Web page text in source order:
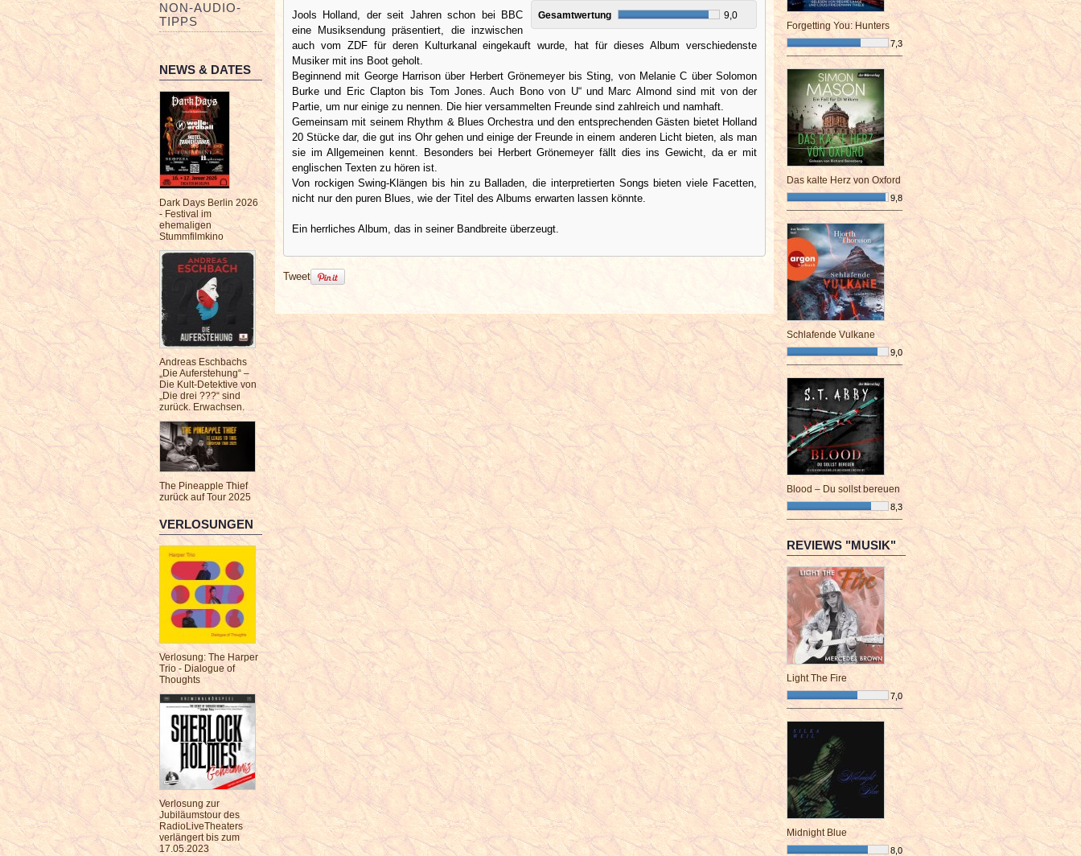
NON-AUDIO-
TIPPS
NEWS & DATES
Dark Days Berlin 2026
- Festival im
ehemaligen
Stummfilmkino
Andreas Eschbachs
„Die Auferstehung“ –
Die Kult-Detektive von
„Die drei ???“ sind
zurück. Erwachsen.
The Pineapple Thief
zurück auf Tour 2025
VERLOSUNGEN
Verlosung: The Harper
Trio - Dialogue of
Thoughts
Verlosung zur
Jubiläumstour des
RadioLiveTheaters
verlängert bis zum
17.05.2023
Gesamtwertung 9,0
Jools Holland, der seit Jahren schon bei BBC
eine Musiksendung präsentiert, die inzwischen
auch vom ZDF für deren Kulturkanal eingekauft wurde, hat für dieses Album verschiedenste
Musiker mit ins Boot geholt.
Beginnend mit George Harrison über Herbert Grönemeyer bis Sting, von Melanie C über Solomon
Burke und Eric Clapton bis Tom Jones. Auch Bono von U“ und Marc Almond sind mit von der
Partie, um nur einige zu nennen. Die hier versammelten Freunde sind zahlreich und namhaft.
Gemeinsam mit seinem Rhythm & Blues Orchestra und den entsprechenden Gästen bietet Holland
20 Stücke dar, die gut ins Ohr gehen und einige der Freunde in einem anderen Licht bieten, als man
sie im Allgemeinen kennt. Besonders bei Herbert Grönemeyer fällt dies ins Gewicht, da er mit
englischen Texten zu hören ist.
Von rockigen Swing-Klängen bis hin zu Balladen, die interpretierten Songs bieten viele Facetten,
nicht nur den puren Blues, wie der Titel des Albums erwarten lassen könnte.
Ein herrliches Album, das in seiner Bandbreite überzeugt.
Tweet
Forgetting You: Hunters
7,3
¯¯¯¯¯¯¯¯¯¯¯¯¯¯¯¯¯¯¯¯¯¯¯¯
Das kalte Herz von Oxford
9,8
¯¯¯¯¯¯¯¯¯¯¯¯¯¯¯¯¯¯¯¯¯¯¯¯
Schlafende Vulkane
9,0
¯¯¯¯¯¯¯¯¯¯¯¯¯¯¯¯¯¯¯¯¯¯¯¯
Blood – Du sollst bereuen
8,3
¯¯¯¯¯¯¯¯¯¯¯¯¯¯¯¯¯¯¯¯¯¯¯¯
REVIEWS "MUSIK"
Light The Fire
7,0
¯¯¯¯¯¯¯¯¯¯¯¯¯¯¯¯¯¯¯¯¯¯¯¯
Midnight Blue
8,0